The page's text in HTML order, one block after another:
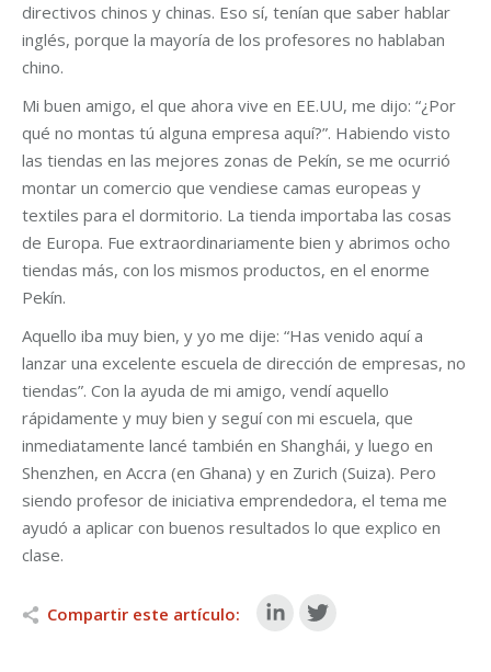
directivos chinos y chinas. Eso sí, tenían que saber hablar
inglés, porque la mayoría de los profesores no hablaban
chino.
Mi buen amigo, el que ahora vive en EE.UU, me dijo: “¿Por
qué no montas tú alguna empresa aquí?”. Habiendo visto
las tiendas en las mejores zonas de Pekín, se me ocurrió
montar un comercio que vendiese camas europeas y
textiles para el dormitorio. La tienda importaba las cosas
de Europa. Fue extraordinariamente bien y abrimos ocho
tiendas más, con los mismos productos, en el enorme
Pekín.
Aquello iba muy bien, y yo me dije: “Has venido aquí a
lanzar una excelente escuela de dirección de empresas, no
tiendas”. Con la ayuda de mi amigo, vendí aquello
rápidamente y muy bien y seguí con mi escuela, que
inmediatamente lancé también en Shanghái, y luego en
Shenzhen, en Accra (en Ghana) y en Zurich (Suiza). Pero
siendo profesor de iniciativa emprendedora, el tema me
ayudó a aplicar con buenos resultados lo que explico en
clase.
Compartir este artículo: